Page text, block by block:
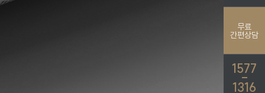
무료
간편상담
1577
-
1316